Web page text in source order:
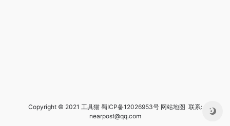
Copyright © 2021 工具猫 蜀ICP备12026953号 网站地图 联系:
nearpost@qq.com